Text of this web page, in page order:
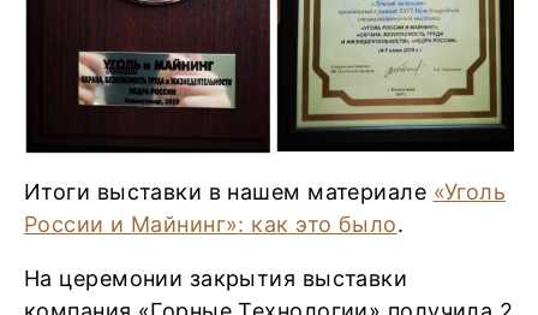
Итоги выставки в нашем материале «Уголь
России и Майнинг»: как это было.
На церемонии закрытия выставки